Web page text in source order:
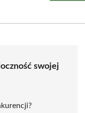
swojej